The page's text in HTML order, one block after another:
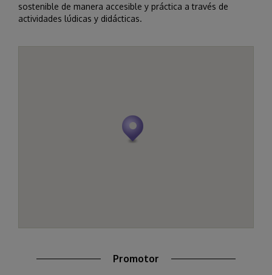
sostenible de manera accesible y práctica a través de
actividades lúdicas y didácticas.
Promotor